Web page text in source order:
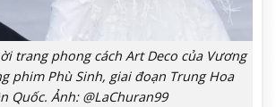
trang phong cách Art Deco của Vương
phim Phù Sinh, giai đoạn Trung Hoa
Quốc. Ảnh: @LaChuran99